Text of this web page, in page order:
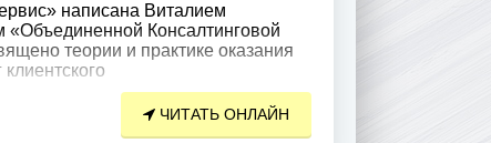
написана Виталием
«Объединенной Консалтинговой
теории и практике оказания
ЧИТАТЬ ОНЛАЙН